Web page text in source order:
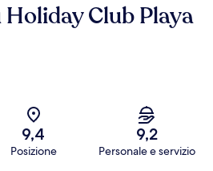
Club Playa
9,4
Posizione
9,2
Personale e servizio